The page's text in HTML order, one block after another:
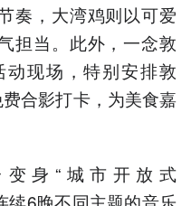
奏，大湾鸡则以可爱
担当。此外，一念敦
现场，特别安排敦
合影打卡，为美食嘉
身“城市开放式